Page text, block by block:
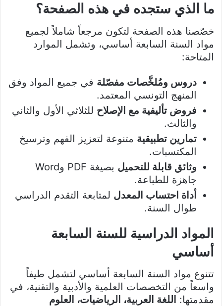
ما الذي ستجده في هذه الصفحة؟
خصّصنا هذه الصفحة لتكون مرجعاً شاملاً لجميع
مواد السنة السابعة أساسي، وتشمل الموارد
المتاحة:
دروس ومُلخَّصات مفصّلة في جميع المواد وفق
المنهج التونسي المعتمد.
فروض تأليفية مع الإصلاح للثلاثي الأول والثاني
والثالث.
تمارين تطبيقية متنوعة لتعزيز الفهم وترسيخ
المكتسبات.
وثائق قابلة للتحميل
بصيغة PDF وWord
جاهزة للطباعة.
أداة احتساب المعدل لمتابعة التقدم الدراسي
طوال السنة.
المواد الدراسية للسنة السابعة
أساسي
تتنوع مواد السنة السابعة أساسي لتشمل طيفاً
واسعاً من التخصصات العلمية والأدبية والتقنية، في
مقدمتها: اللغة العربية، الرياضيات، العلوم